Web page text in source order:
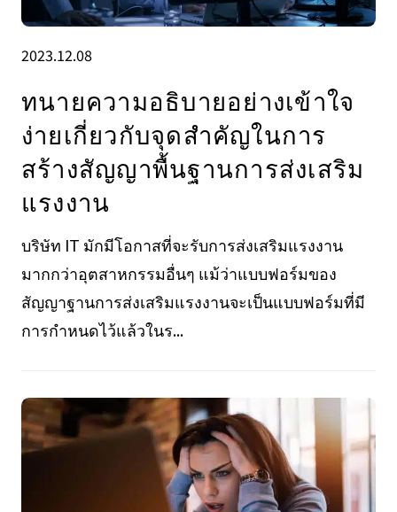
2023.12.08
ทนายความอธิบายอย่างเข้าใจ
ง่ายเกี่ยวกับจุดสำคัญในการ
สร้างสัญญาพื้นฐานการส่งเสริม
แรงงาน
บริษัท IT มักมีโอกาสที่จะรับการส่งเสริมแรงงาน
มากกว่าอุตสาหกรรมอื่นๆ แม้ว่าแบบฟอร์มของ
สัญญาฐานการส่งเสริมแรงงานจะเป็นแบบฟอร์มที่มี
การกำหนดไว้แล้วในร...